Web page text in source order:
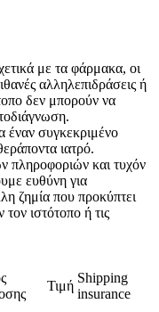
με τα φάρμακα, οι
αλληλεπιδράσεις ή
δεν μπορούν να
έναν συγκεκριμένο
ιατρό.
πληροφοριών και τυχόν
ευθύνη για
ζημία που προκύπτει
ιστότοπο ή τις
Τιμή
Shipping
insurance